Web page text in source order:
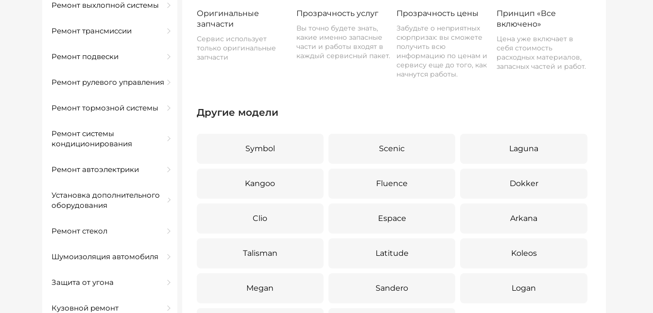
Ремонт выхлопной системы
Ремонт трансмиссии
Ремонт подвески
Ремонт рулевого управления
Ремонт тормозной системы
Ремонт системы
кондиционирования
Ремонт автоэлектрики
Установка дополнительного
оборудования
Ремонт стекол
Шумоизоляция автомобиля
Защита от угона
Кузовной ремонт
Оригинальные
запчасти
Сервис использует
только оригинальные
запчасти
Прозрачность услуг
Вы точно будете знать,
какие именно запасные
части и работы входят в
каждый сервисный пакет.
Прозрачность цены
Забудьте о неприятных
сюрпризах: вы сможете
получить всю
информацию по ценам и
сервису еще до того, как
начнутся работы.
Принцип «Все
включено»
Цена уже включает в
себя стоимость
расходных материалов,
запасных частей и работ.
Другие модели
Symbol Scenic Laguna
Kangoo Fluence Dokker
Clio Espace Arkana
Talisman Latitude Koleos
Megan Sandero Logan